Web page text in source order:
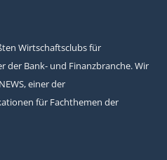
Wirtschaftsclubs für
Bank- und Finanzbranche. Wir
einer der
für Fachthemen der